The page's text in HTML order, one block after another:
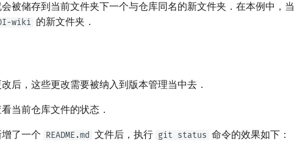
被储存到当前文件夹下一个与仓库同名的新文件夹．在本例中，当
wiki 的新文件夹．
后，这些更改需要被纳入到版本管理当中去．
当前仓库文件的状态．
了一个 README.md 文件后，执行 git status 命令的效果如下：